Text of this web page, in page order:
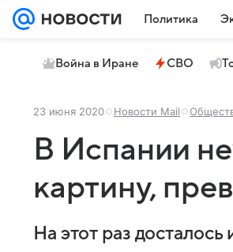
Политика
Война в Иране СВО
23 июня 2020 Новости Mail
В Испании
картину,
На этот раз